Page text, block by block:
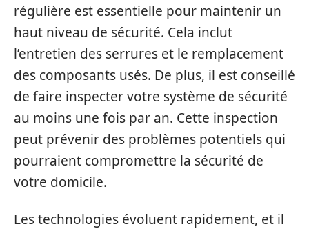
régulière est essentielle pour maintenir un
haut niveau de sécurité. Cela inclut
l’entretien des serrures et le remplacement
des composants usés. De plus, il est conseillé
de faire inspecter votre système de sécurité
au moins une fois par an. Cette inspection
peut prévenir des problèmes potentiels qui
pourraient compromettre la sécurité de
votre domicile.
Les technologies évoluent rapidement, et il